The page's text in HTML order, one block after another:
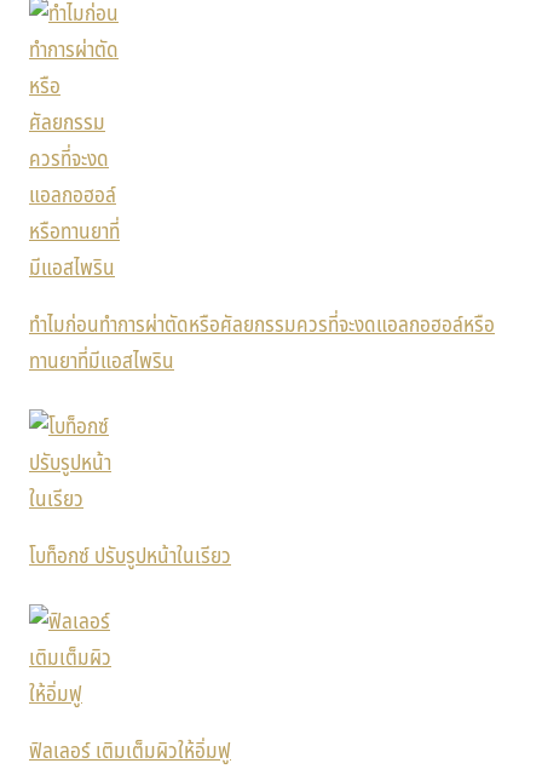
ทำไมก่อนทำการผ่าตัดหรือศัลยกรรมควรที่จะงดแอลกอฮอล์หรือ
ทานยาที่มีแอสไพริน
โบท็อกซ์ ปรับรูปหน้าในเรียว
ฟิลเลอร์ เติมเต็มผิวให้อิ่มฟู